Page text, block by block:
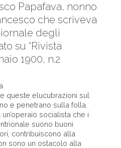
Papafava, nonno
che scriveva
degli
su “Rivista
1900, n.2
queste elucubrazioni sul
e penetrano sulla folla.
socialista che i
suono buoni
contribuiscono alla
sono un ostacolo alla